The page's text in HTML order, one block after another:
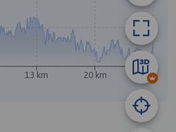
B
13 km 20 km 27 km